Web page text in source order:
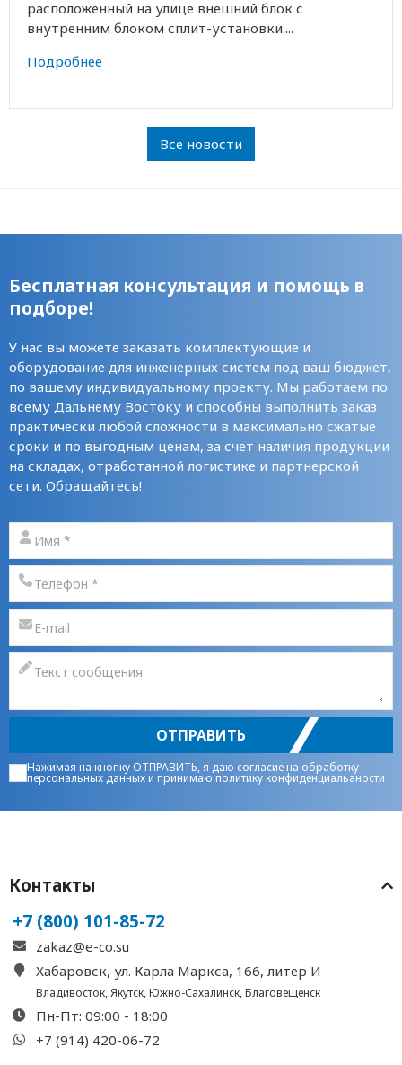
расположенный на улице внешний блок с
внутренним блоком сплит-установки....
Подробнее
Все новости
Бесплатная консультация и помощь в
подборе!
У нас вы можете заказать комплектующие и
оборудование для инженерных систем под ваш бюджет,
по вашему индивидуальному проекту. Мы работаем по
всему Дальнему Востоку и способны выполнить заказ
практически любой сложности в максимально сжатые
сроки и по выгодным ценам, за счет наличия продукции
на складах, отработанной логистике и партнерской
сети. Обращайтесь!
ОТПРАВИТЬ
Нажимая на кнопку ОТПРАВИТЬ, я даю согласие на обработку
персональных данныхи принимаюполитику конфиденциальаности
Контакты
+7 (800) 101-85-72
zakaz@e-co.su
Хабаровск, ул. Карла Маркса, 166, литер И
Владивосток,Якутск,Южно-Сахалинск,Благовещенск
Пн-Пт: 09:00 - 18:00
+7 (914) 420-06-72